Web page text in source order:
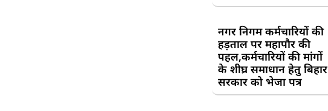
नगर निगम कर्मचारियों की
हड़ताल पर महापौर की
पहल,कर्मचारियों की मांगों
के शीघ्र समाधान हेतु बिहार
सरकार को भेजा पत्र